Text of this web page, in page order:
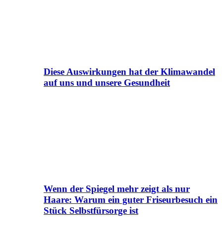
Diese Auswirkungen hat der Klimawandel
auf uns und unsere Gesundheit
Wenn der Spiegel mehr zeigt als nur
Haare: Warum ein guter Friseurbesuch ein
Stück Selbstfürsorge ist